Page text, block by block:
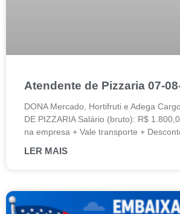
Atendente de Pizzaria 07-
DONA Mercado, Hortifruti e Adega
DE PIZZARIA Salário (bruto): R$
na empresa + Vale transporte +
LER MAIS